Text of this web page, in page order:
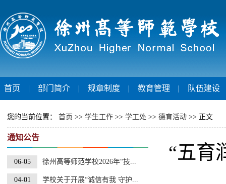
首页 | 部门简介 | 规章制度 | 教育管理 | 队伍建设
您的当前位置： 首页 >> 学生工作 >> 学工处 >> 德育活动 >> 正文
通知公告
06-05 徐州高等师范学校2026年“技...
04-01 学校关于开展“诚信有我 守护...
“五育